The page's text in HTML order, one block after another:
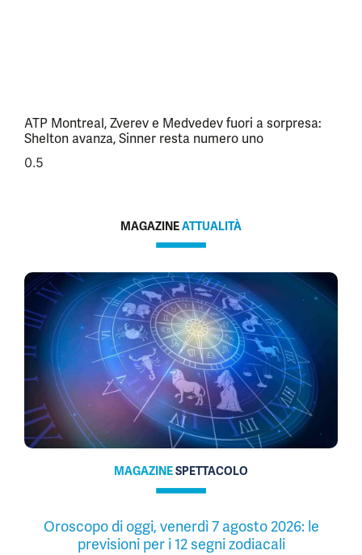
ATP Montreal, Zverev e Medvedev fuori a sorpresa:
Shelton avanza, Sinner resta numero uno
MAGAZINEATTUALITÀ
MAGAZINESPETTACOLO
Oroscopo di oggi, venerdì 7 agosto 2026: le
previsioni per i 12 segni zodiacali